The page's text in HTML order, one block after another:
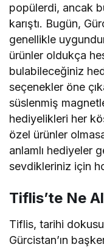
popülerdi, ancak
karıştı. Bugün,
genellikle
ürünler oldukça
bulabileceğiniz
seçenekler öne
süslenmiş
hediyelikleri her
özel ürünler
anlamlı hediyeler
sevdikleriniz için
Tiflis’te Ne
Tiflis, tarihi
Gürcistan’ın